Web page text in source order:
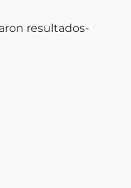
resultados-